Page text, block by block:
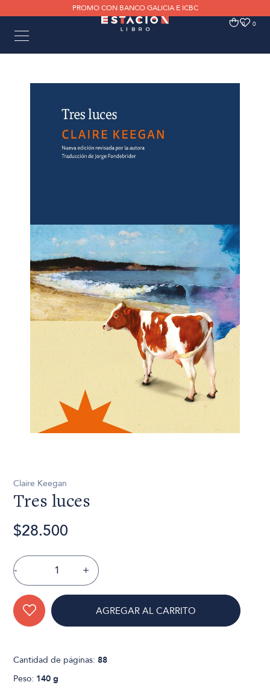
PROMO CON BANCO GALICIA E ICBC
0 0
Claire Keegan
Tres luces
$28.500
- +
AGREGAR AL CARRITO
Cantidad de páginas:88
Peso: 140 g